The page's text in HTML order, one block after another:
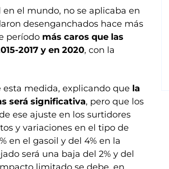
el mundo, no se aplicaba en
desenganchados hace más
período más caros que las
2017 y en 2020, con la
medida, explicando que la
será significativa, pero que los
ese ajuste en los surtidores
y variaciones en el tipo de
en el gasoil y del 4% en la
será una baja del 2% y del